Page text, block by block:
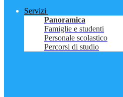
Servizi
Panoramica
Famiglie e studenti
Personale scolastico
Percorsi di studio